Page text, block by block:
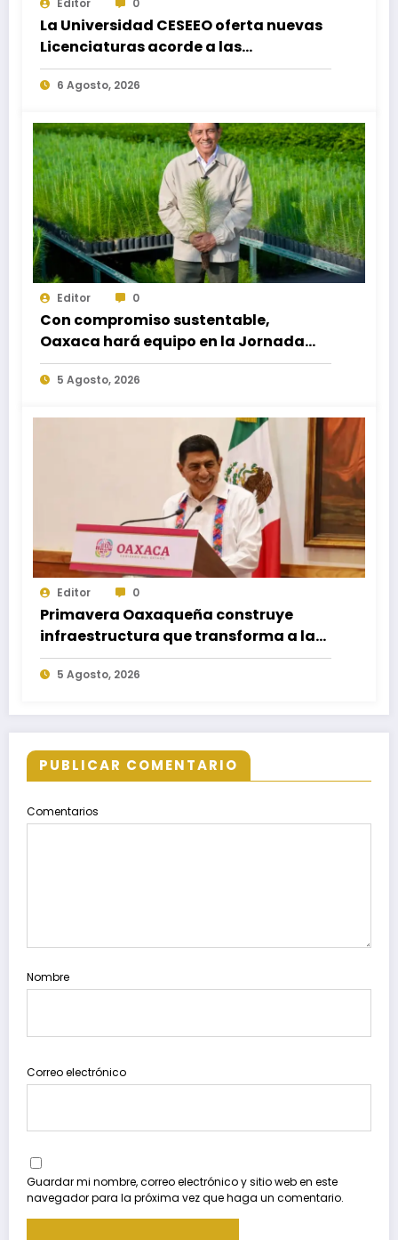
La Universidad CESEEO oferta nuevas
Licenciaturas acorde a las
necesidades educativas de los
egresados de escuelas del nivel medio
6 Agosto, 2026
Editor 0
Con compromiso sustentable,
Oaxaca hará equipo en la Jornada
Nacional de Reforestación 2026
5 Agosto, 2026
Editor 0
Primavera Oaxaqueña construye
infraestructura que transforma a las
familias del estado
5 Agosto, 2026
PUBLICAR COMENTARIO
Comentarios
Nombre
Correo electrónico
Guardar mi nombre, correo electrónico y sitio web en este
navegador para la próxima vez que haga un comentario.